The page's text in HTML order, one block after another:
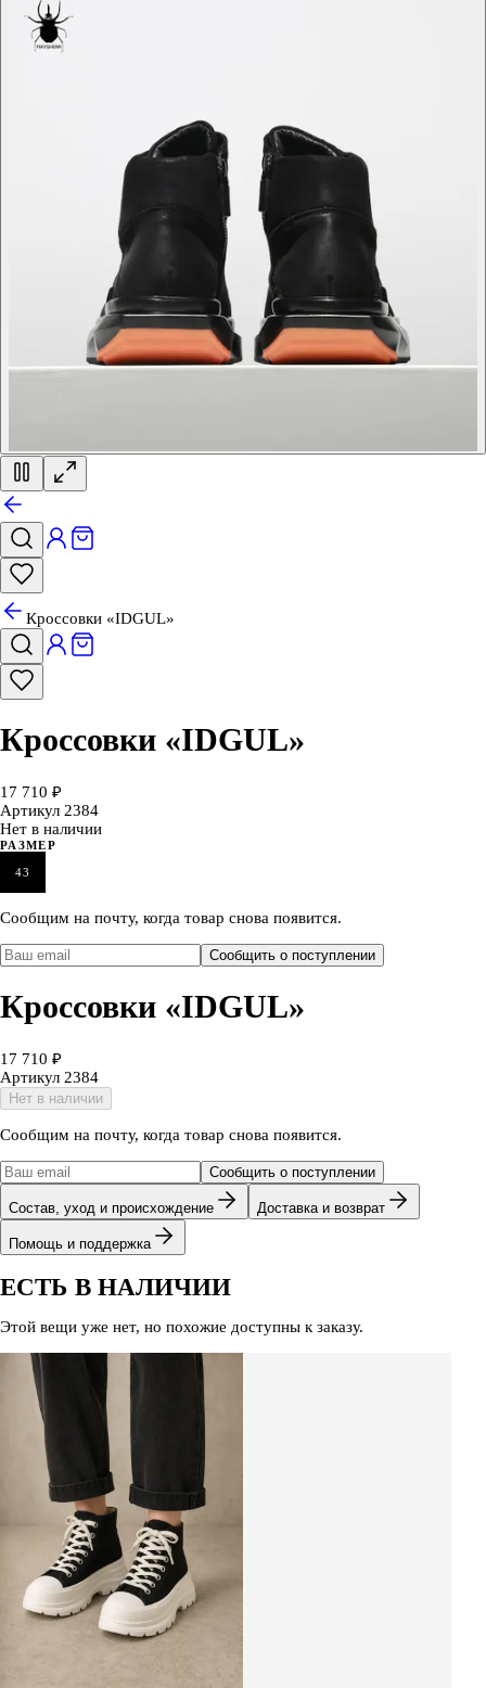
Кроссовки «IDGUL»
Кроссовки «IDGUL»
17 710 ₽
Артикул 2384
Нет в наличии
РАЗМЕР
43
Сообщим на почту, когда товар снова появится.
Сообщить о поступлении
Кроссовки «IDGUL»
17 710 ₽
Артикул 2384
Нет в наличии
Сообщим на почту, когда товар снова появится.
Сообщить о поступлении
Состав, уход и происхождение Доставка и возврат
Помощь и поддержка
ЕСТЬ В НАЛИЧИИ
Этой вещи уже нет, но похожие доступны к заказу.